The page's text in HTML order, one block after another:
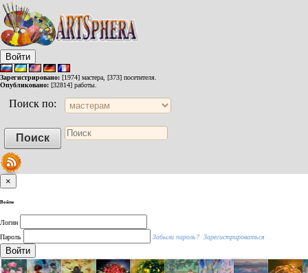
Войти
Зарегистрировано: [1974] мастера, [373] посетителя.
Опубликовано: [32814] работы.
Поиск по:
×
Войти
Логин
Пароль
Забыли пароль? Зарегистрироваться
Войти